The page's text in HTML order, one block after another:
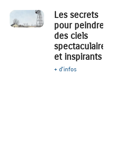
Les secrets
pour peindre
des ciels
spectaculaires
et inspirants
+ d'infos